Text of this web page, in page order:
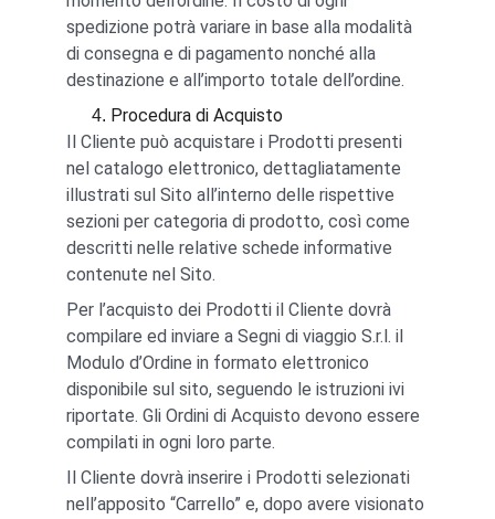
spedizione potrà variare in base alla modalità
di consegna e di pagamento nonché alla
destinazione e all’importo totale dell’ordine.
Procedura di Acquisto
Il Cliente può acquistare i Prodotti presenti
nel catalogo elettronico, dettagliatamente
illustrati sul Sito all’interno delle rispettive
sezioni per categoria di prodotto, così come
descritti nelle relative schede informative
contenute nel Sito.
Per l’acquisto dei Prodotti il Cliente dovrà
compilare ed inviare a Segni di viaggio S.r.l. il
Modulo d’Ordine in formato elettronico
disponibile sul sito, seguendo le istruzioni ivi
riportate. Gli Ordini di Acquisto devono essere
compilati in ogni loro parte.
Il Cliente dovrà inserire i Prodotti selezionati
nell’apposito “Carrello” e, dopo avere visionato